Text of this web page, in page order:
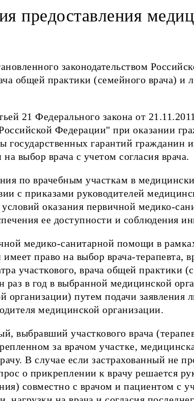
предоставления
законодательством
общей практики (семейного врача) и
21 Федерального закона от
Федерации" при оказании
гарантий гражданин
выбор врача с учетом согласия врача.
по врачебным участкам в
с приказами руководителей
оказания первичной медико-
ее доступности и соблюдения
медико-санитарной помощи в
право на выбор врача-терапевта,
участкового, врача общей практики
в год в выбранной медицинской
организации) путем подачи заявления
медицинской организации.
выбравший участкового врача
за врачом участке,
В случае если застрахованный не
о прикреплении к врачу решается
совместно с врачом и пациентом с